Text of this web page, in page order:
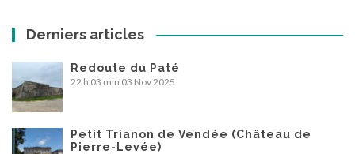
Derniers articles
Redoute du Paté
22 h 03 min 03 Nov 2025
Petit Trianon de Vendée (Château de
Pierre-Levée)